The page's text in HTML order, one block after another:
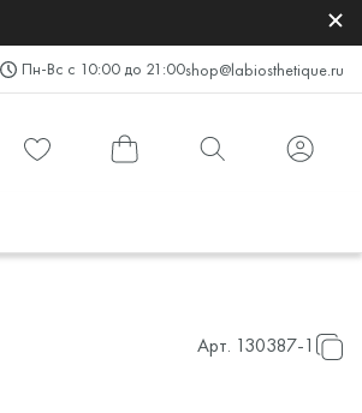
Пн-Вс с 10:00 до 21:00shop@labiosthetique.ru
Арт. 130387-1